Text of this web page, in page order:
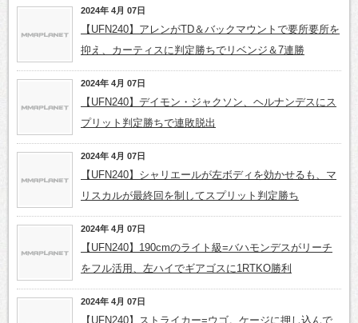
2024年 4月 07日
【UFN240】アレンがTD＆バックマウントで要所要所を
抑え、カーティスに判定勝ちでリベンジ＆7連勝
2024年 4月 07日
【UFN240】デイモン・ジャクソン、ヘルナンデスにス
プリット判定勝ちで連敗脱出
2024年 4月 07日
【UFN240】シャリエールが左ボディを効かせるも、マ
リスカルが最終回を制してスプリット判定勝ち
2024年 4月 07日
【UFN240】190cmのライト級=バハモンデスがリーチ
をフル活用、左ハイでギアゴスに1RTKO勝利
2024年 4月 07日
【UFN240】ストライカー=ウゴ。ケージに押し込んで